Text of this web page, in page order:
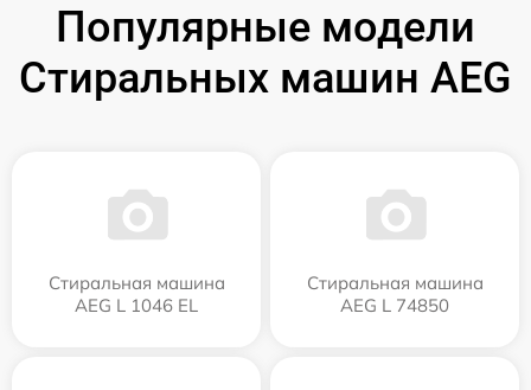
Популярные модели
Стиральных машин AEG
Стиральная машина
AEG L 1046 EL
Стиральная машина
AEG L 74850